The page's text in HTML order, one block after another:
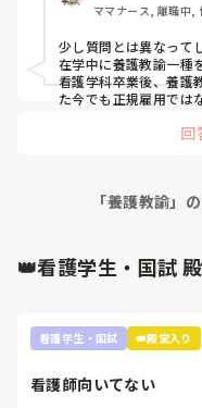
一方で養護教諭は資格
年齢を重ねてからでも
将来の自分のために取
か？
と思いました。
ママナース, 離職中,
少し質問とは異なって
在学中に養護教諭一種
看護学科卒業後、養護
た今でも正規雇用では
就活をみているとやっ
回
「養護教諭」
👑看護学生・国試
看護学生・国試 👑殿堂入り
看護師向いてない